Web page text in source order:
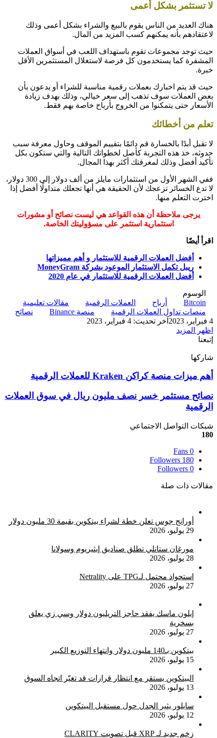
لا تستثمر بشكل أعمى
هناك العديد من الناس يقوم بالبيع والشراء بشكل أعمى وذلك
لاعتقادهم بأنه يمكنهم كسب المزيد من المال.
حيث توجد مجموعات تقوم باستهداف اللعب في أسواق العملات
المشفرة كما يستخدمون كل فرصة لاستغلال المستثمرين الأقل
خبرة.
حيث قد يتم اخبارك بعملات رقمية مناسبة للشراء أو يدعون بأن
بعض العملات سوف تذهب إلى سعر خيالي، وذلك بهدف زيادة
الأسعار حتى يتمكنوا من الخروج بأرباح خاصة بهم فقط.
تعلم من أخطائك
لا تقبل أبدًا بالخسارة قم دائمًا بتقييم الموقف وحاول معرفة سبب
حدوثه، خذ هذه التجربة كأصل لخطواتك التالية والتي ستكون بكل
تأكيد أفضل وذلك لمعرفتك أكثر بهذا المجال.
ففي الشهر الأول من استثمارات مايلز من ألف دولار إلى 300 دولار،
لا تدع الخسائر تزعجك لأن الحقيقة هي أنها تجعلك متداولًا أفضل إذا
اخترت التعلم منها.
يرجى ملاحظة أن هذه القواعد هي ليست نصائح أو مشورات
استثمارية استثمر على مسؤوليتك الخاصة.
اقرأ أيضًا
أفضل العملات الرقمية للاستثمار و أهم مميزاتها
ريبل تكمل الاستثمار الموعود بشركة MoneyGram
أفضل العملات الرقمية للاستثمار في عام 2020
الوسوم
Bitcoin
أرباح العملات الرقمية
مقالات تعليمية
منصات تداول العملات الرقمية
منصة Binance
نصائح
4 فبراير، 2023
آخر تحديث: 4 فبراير، 2023
اظهر المزيد
إتبعنا
شاركها
أهم
ميزات
منصة
كراكن
Kraken
للعملات
الرقمية
أهم ميزات منصة كراكن Kraken للعملات الرقمية
نصائح
مستثمر
خسر
نصف
مليون
سوق
العملات
نصائح مستثمر خسر نصف مليون ريال في سوق العملات
الرقمية
شبكات التواصل الاجتماعي
180
0
Fans
180
Followers
0
Followers
مقالات ذات صلة
أورانج جوس تعلن خطة لشراء بيتكوين بقيمة 30 مليون دولار
29 يوليو، 2026
مورغان ستانلي تطلق صناديق إيثيريوم وسولانا
28 يوليو، 2026
استحواذ محتمل لـTPG على Netrality
27 يوليو، 2026
إيلون ماسك يفقد حاجز التريليون دولار وسي زي يعلق
بسخرية
27 يوليو، 2026
بيتكوين بـ140 مليون دولار وانتهاء التوزيع الكبير
15 يوليو، 2026
البيتكوين يستقر مع انتظار قرارات قد تغيّر اتجاه السوق
13 يوليو، 2026
سايلور يثير الجدل حول مستقبل البيتكوين
12 يوليو، 2026
زخم جديد لـ XRP قبل تصويت CLARITY